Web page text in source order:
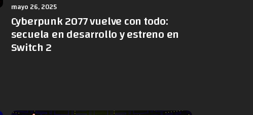
mayo 26, 2025
Cyberpunk 2077 vuelve con todo:
secuela en desarrollo y estreno en
Switch 2